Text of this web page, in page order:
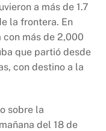
a más de 1.7
la frontera. En
con más de 2,000
que partió desde
con destino a la
sobre la
del 18 de